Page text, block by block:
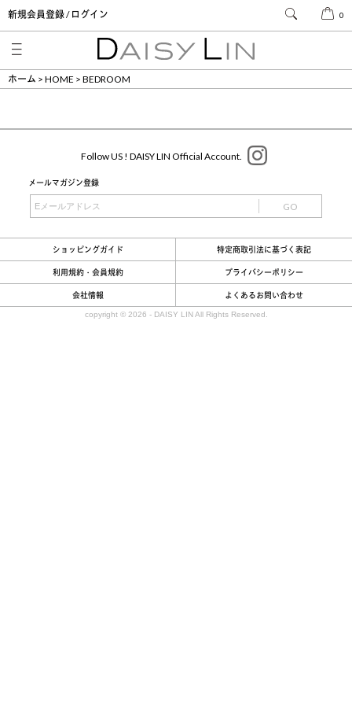
新規会員登録 / ログイン 0
ホーム HOME BEDROOM
Follow US ! DAISY LIN Official Account.
メールマガジン登録
GO
ショッピングガイド 特定商取引法に基づく表記
利用規約・会員規約 プライバシーポリシー
会社情報 よくあるお問い合わせ
copyright © 2026 - DAISY LIN All Rights Reserved.